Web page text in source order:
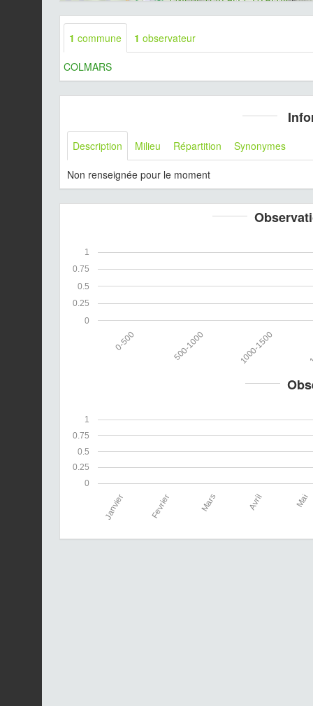
1 commune 1 observateur
COLMARS
Description Milieu Répartition Synonymes
Non renseignée pour le moment
0
0.25
0.5
0.75
1
1000-1500
500-1000
0-500
0
0.25
0.5
0.75
1
Mai
Avril
Mars
Fevrier
Janvier